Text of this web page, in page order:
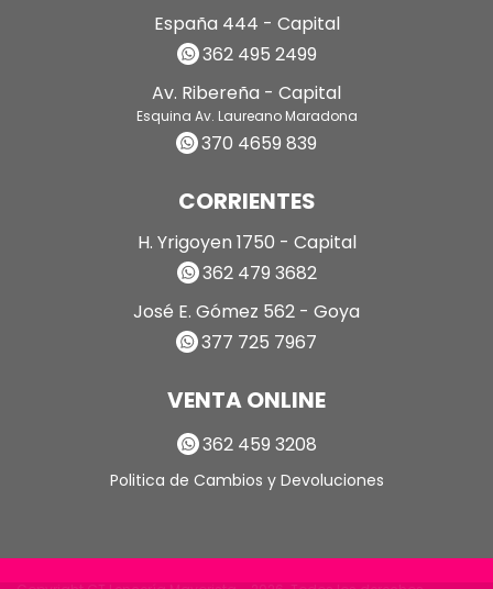
España 444 - Capital
362 495 2499
Av. Ribereña - Capital
Esquina Av. Laureano Maradona
370 4659 839
CORRIENTES
H. Yrigoyen 1750 - Capital
362 479 3682
José E. Gómez 562 - Goya
377 725 7967
VENTA ONLINE
362 459 3208
Politica de Cambios y Devoluciones